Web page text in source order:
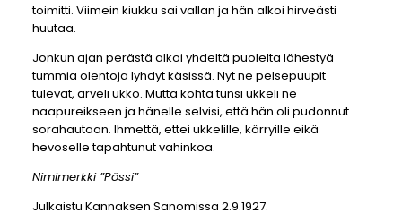
toimitti. Viimein kiukku sai vallan ja hän alkoi hirveästi
huutaa.
Jonkun ajan perästä alkoi yhdeltä puolelta lähestyä
tummia olentoja lyhdyt käsissä. Nyt ne pelsepuupit
tulevat, arveli ukko. Mutta kohta tunsi ukkeli ne
naapureikseen ja hänelle selvisi, että hän oli pudonnut
sorahautaan. Ihmettä, ettei ukkelille, kärryille eikä
hevoselle tapahtunut vahinkoa.
Nimimerkki ”Pössi”
Julkaistu Kannaksen Sanomissa 2.9.1927.